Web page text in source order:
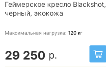
Геймерское кресло Blackshot,
черный, экокожа
Максимальная нагрузка: 120 кг
29 250 р.